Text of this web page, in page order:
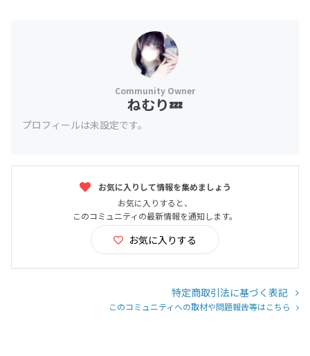
ねむり💤
プロフィールは未設定です。
お気に入りして情報を集めましょう
お気に入りすると、
このコミュニティの最新情報を通知します。
お気に入りする
特定商取引法に基づく表記
このコミュニティへの取材や問題報告等はこちら